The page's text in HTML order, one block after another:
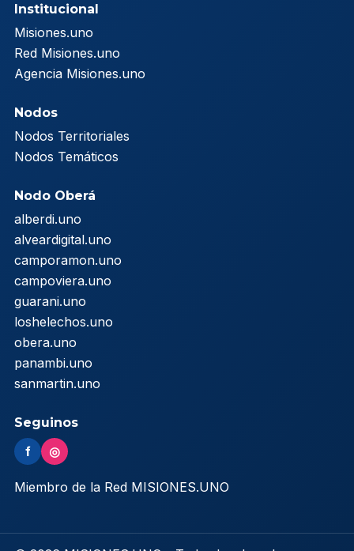
Institucional
Misiones.uno
Red Misiones.uno
Agencia Misiones.uno
Nodos
Nodos Territoriales
Nodos Temáticos
Nodo Oberá
alberdi.uno
alveardigital.uno
camporamon.uno
campoviera.uno
guarani.uno
loshelechos.uno
obera.uno
panambi.uno
sanmartin.uno
Seguinos
f ◎
Miembro de la Red MISIONES.UNO